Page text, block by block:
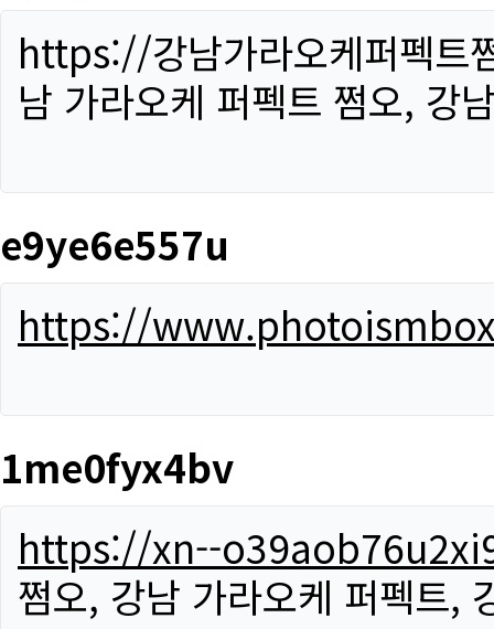
https://강남가라오케퍼펙트
남 가라오케 퍼펙트 쩜오, 강
e9ye6e557u
https://
1me0fyx4bv
https://xn--
쩜오, 강남 가라오케 퍼펙트,